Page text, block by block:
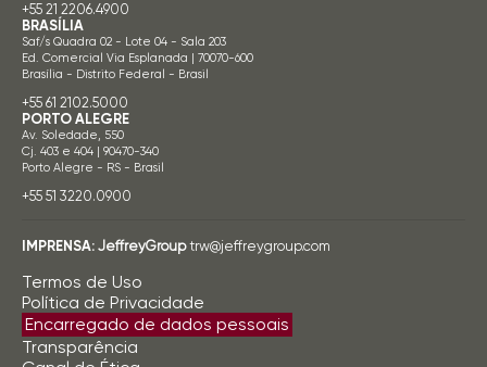
+55 21 2206.4900
BRASÍLIA
Saf/s Quadra 02 - Lote 04 - Sala 203
Ed. Comercial Via Esplanada | 70070-600
Brasília - Distrito Federal - Brasil
+55 61 2102.5000
PORTO ALEGRE
Av. Soledade, 550
Cj. 403 e 404 | 90470-340
Porto Alegre - RS - Brasil
+55 51 3220.0900
IMPRENSA: JeffreyGroup trw@jeffreygroup.com
Termos de Uso
Política de Privacidade
Encarregado de dados pessoais
Transparência